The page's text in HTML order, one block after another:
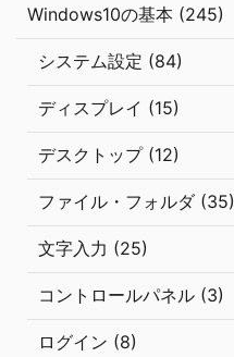
Windows10の基本 (245)
システム設定 (84)
ディスプレイ (15)
デスクトップ (12)
ファイル・フォルダ (35)
文字入力 (25)
コントロールパネル (3)
ログイン (8)